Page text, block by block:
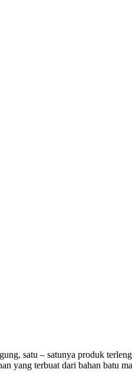
satu – satunya produk
yang terbuat dari bahan batu